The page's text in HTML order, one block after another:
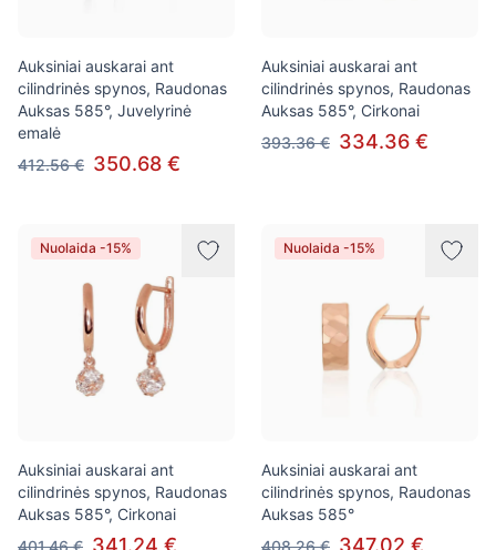
Auksiniai auskarai ant
cilindrinės spynos, Raudonas
Auksas 585°, Juvelyrinė
emalė
412.56 € 350.68 €
Auksiniai auskarai ant
cilindrinės spynos, Raudonas
Auksas 585°, Cirkonai
393.36 € 334.36 €
Nuolaida -15%
Auksiniai auskarai ant
cilindrinės spynos, Raudonas
Auksas 585°, Cirkonai
401.46 € 341.24 €
Nuolaida -15%
Auksiniai auskarai ant
cilindrinės spynos, Raudonas
Auksas 585°
408.26 € 347.02 €